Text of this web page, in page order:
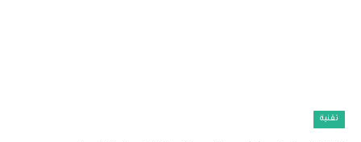
تقنية